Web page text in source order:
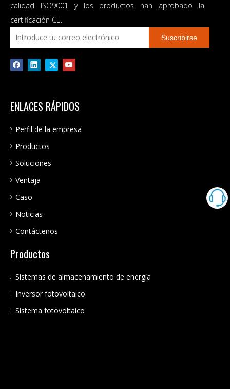
calidad ISO9001 y los productos han aprobado la
certificación CE.
Suscribirse
ENLACES RÁPIDOS
Perfil de la empresa
Productos
Soluciones
Ventaja
Caso
Noticias
Contáctenos
Productos
Sistemas de almacenamiento de energía
Inversor fotovoltaico
Sistema fotovoltaico